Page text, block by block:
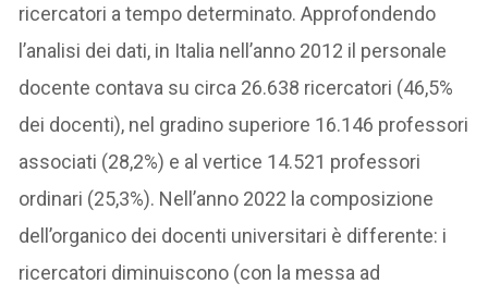
ricercatori a tempo determinato. Approfondendo
l’analisi dei dati, in Italia nell’anno 2012 il personale
docente contava su circa 26.638 ricercatori (46,5%
dei docenti), nel gradino superiore 16.146 professori
associati (28,2%) e al vertice 14.521 professori
ordinari (25,3%). Nell’anno 2022 la composizione
dell’organico dei docenti universitari è differente: i
ricercatori diminuiscono (con la messa ad